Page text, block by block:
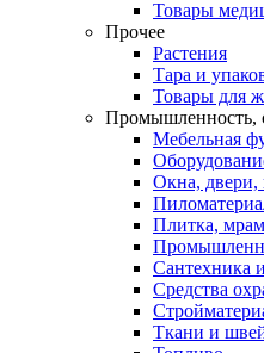
Товары
Прочее
Растения
Тара и
Товары для
Промышленность,
Мебельная
Окна,
Плитка,
Сантехника
Средства
Ткани и